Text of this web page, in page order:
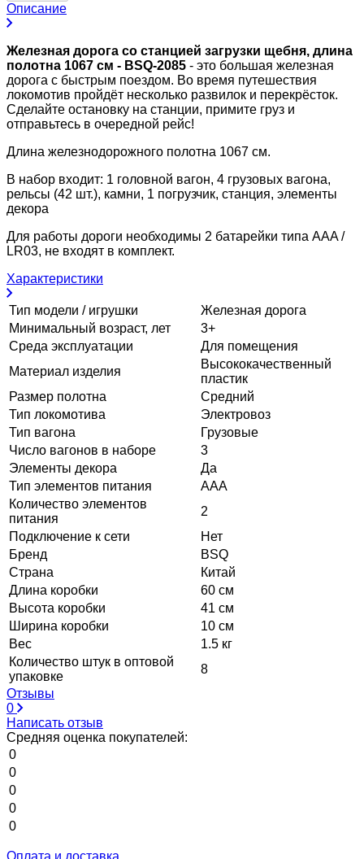
Описание
Железная дорога со станцией загрузки щебня, длина
полотна 1067 см - BSQ-2085 - это большая железная
дорога с быстрым поездом. Во время путешествия
локомотив пройдёт несколько развилок и перекрёсток.
Сделайте остановку на станции, примите груз и
отправьтесь в очередной рейс!
Длина железнодорожного полотна 1067 см.
В набор входит: 1 головной вагон, 4 грузовых вагона,
рельсы (42 шт.), камни, 1 погрузчик, станция, элементы
декора
Для работы дороги необходимы 2 батарейки типа AAA /
LR03, не входят в комплект.
Характеристики
Тип модели / игрушки
Железная дорога
Минимальный возраст, лет
3+
Среда эксплуатации
Для помещения
Материал изделия
Высококачественный
пластик
Размер полотна
Средний
Тип локомотива
Электровоз
Тип вагона
Грузовые
Число вагонов в наборе
3
Элементы декора
Да
Тип элементов питания
ААА
Количество элементов
питания
2
Подключение к сети
Нет
Бренд
BSQ
Страна
Китай
Длина коробки
60 см
Высота коробки
41 см
Ширина коробки
10 см
Вес
1.5 кг
Количество штук в оптовой
упаковке
8
Отзывы
0
Написать отзыв
Средняя оценка покупателей:
0
0
0
0
0
Оплата и доставка